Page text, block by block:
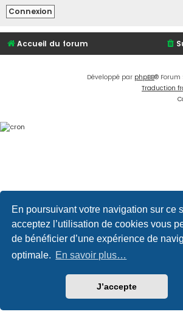
En poursuivant votre navigation sur ce
acceptez l’utilisation de cookies vous
de bénéficier d’une expérience de
optimale. En savoir plus…
J’accepte
Accueil du forum
Développé par phpBB® Forum
Traduction